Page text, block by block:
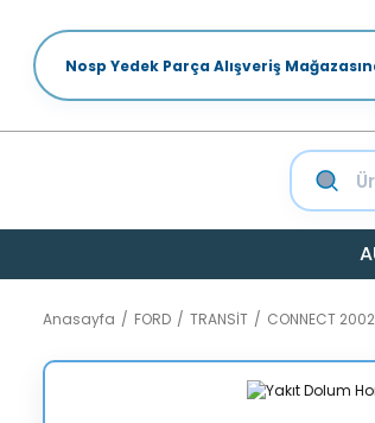
Nosp Yedek Parça Alışveriş
Anasayfa FORD TRANSİT CONNECT